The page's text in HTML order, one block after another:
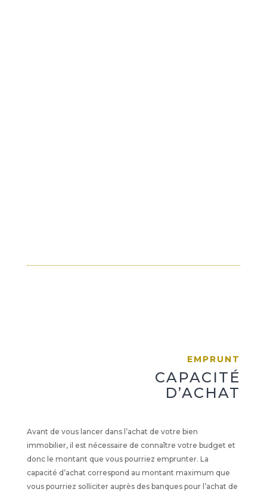
EMPRUNT
CAPACITÉ
D’ACHAT
Avant de vous lancer dans l’achat de votre bien
immobilier, il est nécessaire de connaître votre budget et
donc le montant que vous pourriez emprunter. La
capacité d’achat correspond au montant maximum que
vous pourriez solliciter auprès des banques pour l’achat de